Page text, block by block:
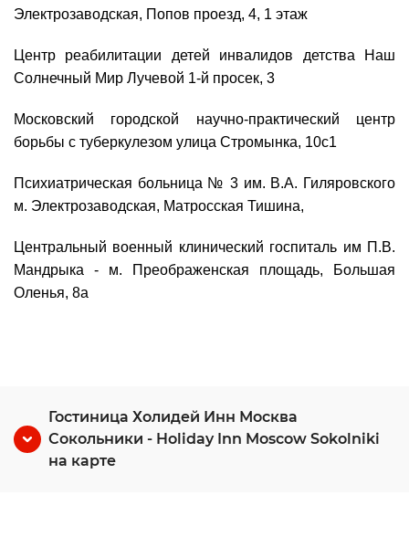
Электрозаводская, Попов проезд, 4, 1 этаж
Центр реабилитации детей инвалидов детства Наш
Солнечный Мир Лучевой 1-й просек, 3
Московский городской научно-практический центр
борьбы с туберкулезом улица Стромынка, 10с1
Психиатрическая больница № 3 им. В.А. Гиляровского
м. Электрозаводская, Матросская Тишина,
Центральный военный клинический госпиталь им П.В.
Мандрыка - м. Преображенская площадь, Большая
Оленья, 8а
Гостиница Холидей Инн Москва
Сокольники - Holiday Inn Moscow Sokolniki
на карте